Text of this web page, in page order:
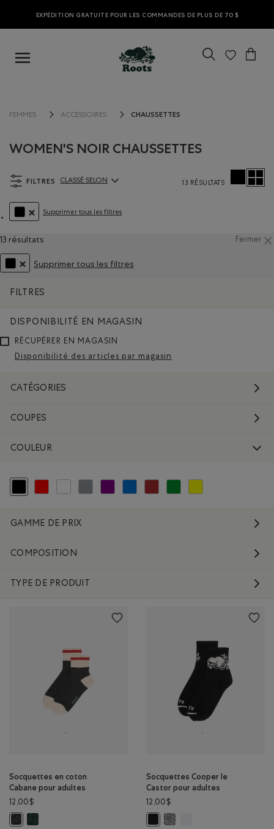
EXPÉDITION GRATUITE POUR LES COMMANDES DE PLUS DE 70 $
FEMMES ACCESSOIRES CHAUSSETTES
WOMEN'S NOIR CHAUSSETTES
FILTRES
Supprimer tous les filtres
ClassÃ© selon Articles:
CLASSÉ SELON 13 RÉSULTATS
13 résultats Fermer
Supprimer tous les filtres
FILTRES
DISPONIBILITÉ EN MAGASIN
RÉCUPÉRER EN MAGASIN
Disponibilité des articles par magasin
CATÉGORIES
COUPES
COULEUR
Choisir Classé selon Couleur : Noir
Classer selon Couleur : Rouge et Rose
Classer selon Couleur : Blanc et Naturel
Classer selon Couleur : Gris
Classer selon Couleur : Violet
Classer selon Couleur : Bleu
Classer selon Couleur : Brun
Classer selon Couleur : Vert
Classer selon Couleur :
GAMME DE PRIX
COMPOSITION
TYPE DE PRODUIT
Socquettes en coton
Cabane pour adultes
12,00$
Socquettes en coton Cabane pour adultes : MÉLANGE NOIR Couleur
Socquettes en coton Cabane pour adultes : MLNG VARSITY VERT
Socquettes Cooper le
Castor pour adultes
12,00$
Socquettes Cooper le Castor
Socquettes Cooper le Castor